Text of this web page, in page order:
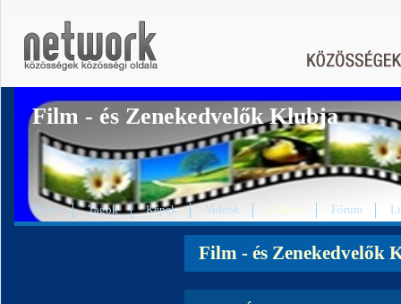
Film - és Zenekedvelők Klubja
Nyitó Tagok Képek Videók Cikkek Fórum
Film - és Zenekedvelők